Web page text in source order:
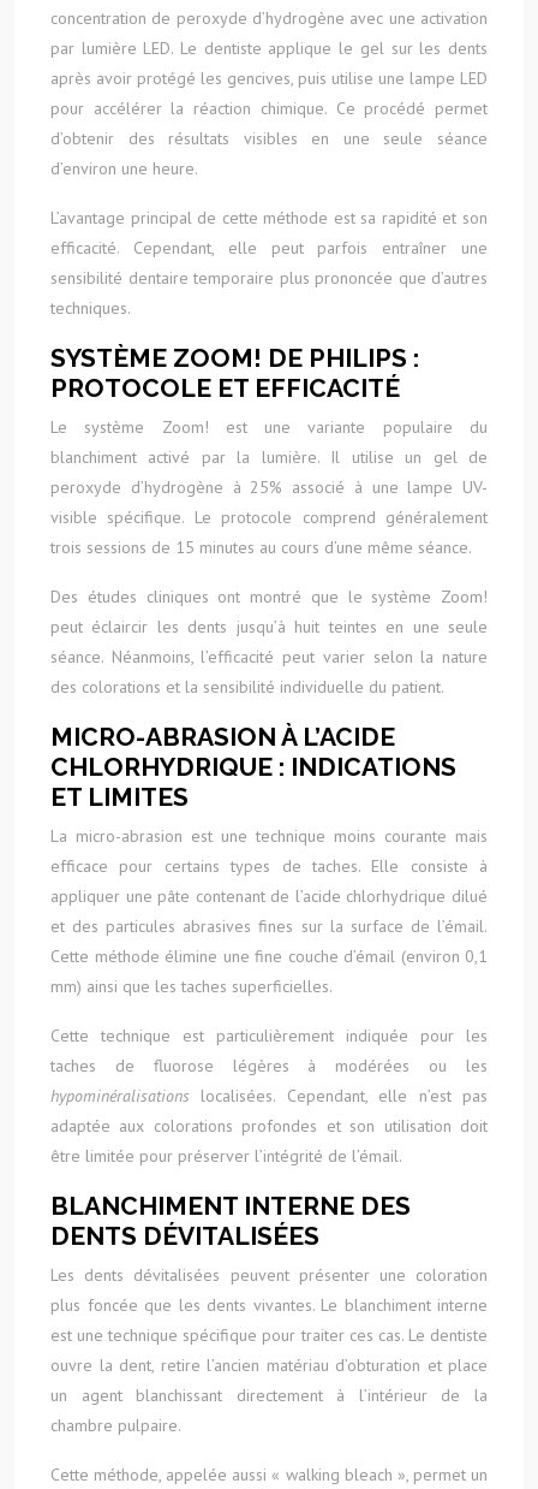
concentration de peroxyde d’hydrogène avec une activation
par lumière LED. Le dentiste applique le gel sur les dents
après avoir protégé les gencives, puis utilise une lampe LED
pour accélérer la réaction chimique. Ce procédé permet
d’obtenir des résultats visibles en une seule séance
d’environ une heure.
L’avantage principal de cette méthode est sa rapidité et son
efficacité. Cependant, elle peut parfois entraîner une
sensibilité dentaire temporaire plus prononcée que d’autres
techniques.
SYSTÈME ZOOM! DE PHILIPS :
PROTOCOLE ET EFFICACITÉ
Le système Zoom! est une variante populaire du
blanchiment activé par la lumière. Il utilise un gel de
peroxyde d’hydrogène à 25% associé à une lampe UV-
visible spécifique. Le protocole comprend généralement
trois sessions de 15 minutes au cours d’une même séance.
Des études cliniques ont montré que le système Zoom!
peut éclaircir les dents jusqu’à huit teintes en une seule
séance. Néanmoins, l’efficacité peut varier selon la nature
des colorations et la sensibilité individuelle du patient.
MICRO-ABRASION À L’ACIDE
CHLORHYDRIQUE : INDICATIONS
ET LIMITES
La micro-abrasion est une technique moins courante mais
efficace pour certains types de taches. Elle consiste à
appliquer une pâte contenant de l’acide chlorhydrique dilué
et des particules abrasives fines sur la surface de l’émail.
Cette méthode élimine une fine couche d’émail (environ 0,1
mm) ainsi que les taches superficielles.
Cette technique est particulièrement indiquée pour les
taches de fluorose légères à modérées ou les
hypominéralisations localisées. Cependant, elle n’est pas
adaptée aux colorations profondes et son utilisation doit
être limitée pour préserver l’intégrité de l’émail.
BLANCHIMENT INTERNE DES
DENTS DÉVITALISÉES
Les dents dévitalisées peuvent présenter une coloration
plus foncée que les dents vivantes. Le blanchiment interne
est une technique spécifique pour traiter ces cas. Le dentiste
ouvre la dent, retire l’ancien matériau d’obturation et place
un agent blanchissant directement à l’intérieur de la
chambre pulpaire.
Cette méthode, appelée aussi « walking bleach », permet un